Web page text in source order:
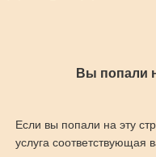
Вы попали
Если вы попали на эту
услуга соответствующая